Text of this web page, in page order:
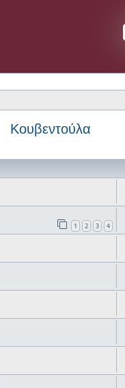
Κουβεντούλα
1 2 3 4